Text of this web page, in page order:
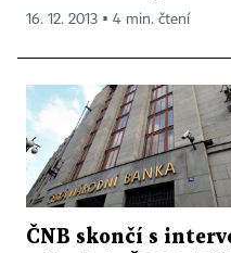
16. 12. 2013 ▪ 4 min. čtení
ČNB skončí s